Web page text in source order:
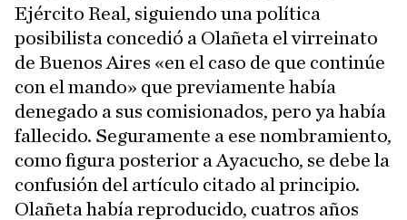
Ejército Real, siguiendo una política
posibilista concedió a Olañeta el virreinato
de Buenos Aires «en el caso de que continúe
con el mando» que previamente había
denegado a sus comisionados, pero ya había
fallecido. Seguramente a ese nombramiento,
como figura posterior a Ayacucho, se debe la
confusión del artículo citado al principio.
Olañeta había reproducido, cuatros años